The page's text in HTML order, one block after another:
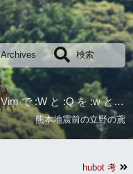
Archives 検索
Vim で :W と :Q を :w と :q
熊本地震前の立野の鳶
hubot 考